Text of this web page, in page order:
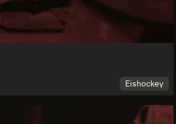
Eishockey